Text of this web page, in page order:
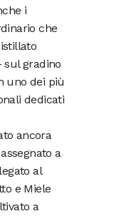
i
che
sul gradino
uno dei più
dedicati
ancora
a
al
e Miele
a